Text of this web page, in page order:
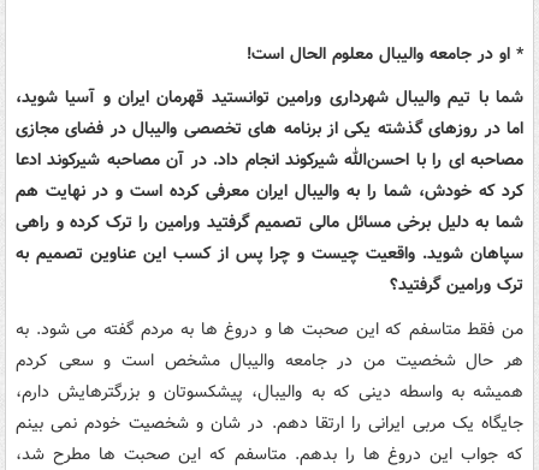
* او در جامعه والیبال معلوم الحال است!
شما با تیم والیبال شهرداری ورامین توانستید قهرمان ایران و آسیا شوید،
اما در روزهای گذشته یکی از برنامه‌ های تخصصی والیبال در فضای مجازی
مصاحبه ای را با احسن‌الله شیرکوند انجام داد. در آن مصاحبه شیرکوند ادعا
کرد که خودش، شما را به والیبال ایران معرفی کرده است و در نهایت هم
شما به دلیل برخی مسائل مالی تصمیم گرفتید ورامین را ترک کرده و راهی
سپاهان شوید. واقعیت چیست و چرا پس از کسب این عناوین تصمیم به
ترک ورامین گرفتید؟
من فقط متاسفم که این صحبت ها و دروغ ها به مردم گفته می شود. به
هر حال شخصیت من در جامعه والیبال مشخص است و سعی کردم
همیشه به واسطه دینی که به والیبال، پیشکسوتان و بزرگترهایش دارم،
جایگاه یک مربی ایرانی را ارتقا دهم. در شان و شخصیت خودم نمی بینم
که جواب این دروغ ها را بدهم. متاسفم که این صحبت ها مطرح شد،